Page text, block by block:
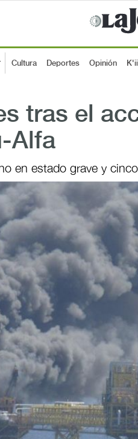
Cultura Deportes Opinión
tras el
Alfa
en estado grave y